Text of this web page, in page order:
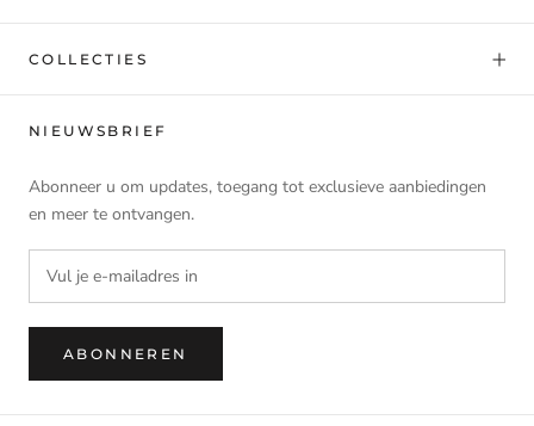
COLLECTIES
NIEUWSBRIEF
Abonneer u om updates, toegang tot exclusieve aanbiedingen
en meer te ontvangen.
ABONNEREN